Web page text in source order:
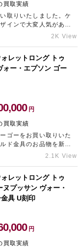
買取実績
取りいたしました。ケ
インで大変人気があ
なくすみが見受けられ
がございましたら、こ
用くださいませ。ギャ
ド買取店ナンバーワン
2K View
レットロング トゥ
ォー・エプソン ゴー
円
買取実績
ゴーをお買い取りいた
ド金具のお品物を新品
せていただきました。
ランド買取店「ギャラ
2.1K View
レットロング トゥ
プッサン ヴォー・
具 U刻印
円
買取実績